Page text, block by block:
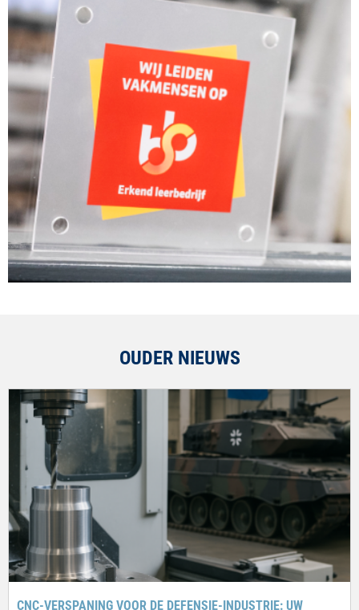
OUDER NIEUWS
CNC-VERSPANING VOOR DE DEFENSIE-INDUSTRIE: UW